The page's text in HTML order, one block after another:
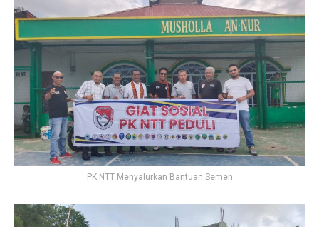
PK NTT Menyalurkan Bantuan Semen